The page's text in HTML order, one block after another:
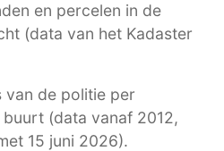
en percelen in de
(data van het Kadaster
van de politie per
(data vanaf 2012,
15 juni 2026).